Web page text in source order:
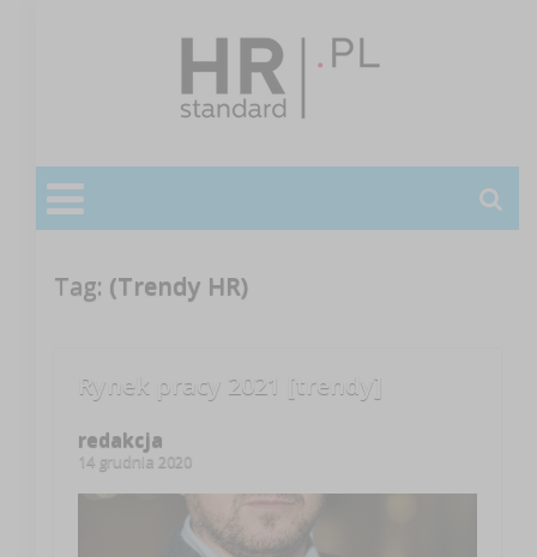
Tag: (Trendy HR)
Rynek pracy 2021 [trendy]
redakcja
14 grudnia 2020